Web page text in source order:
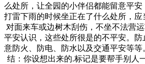
么处所，让全园的小伴侣都能留意平
打雷下雨的时候坐正在了什么处所，
对面来车或边树木刮伤，不坐不法营
平安认识，这些处所很是的不平安。
意防火、防电、防水以及交通平安等
结：你设想出来的.标记是要帮手别人